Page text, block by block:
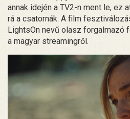
annak idején a TV2-n ment le, ez
rá a csatornák. A film
LightsOn nevű olasz forgalmazó
a magyar streamingről.